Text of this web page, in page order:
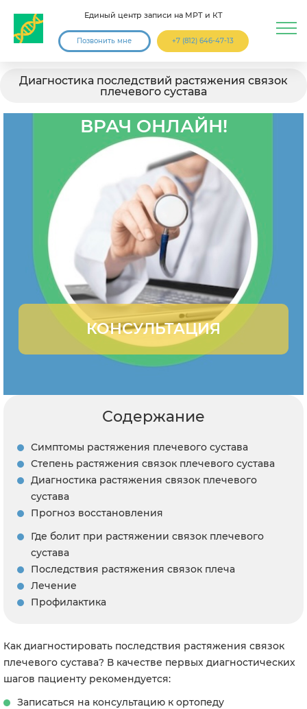
Единый центр записи на МРТ и КТ
Позвонить мне +7 (812) 646-47-13
Диагностика последствий растяжения связок
плечевого сустава
КОНСУЛЬТАЦИЯ
ВРАЧ ОНЛАЙН!
Содержание
Симптомы растяжения плечевого сустава
Степень растяжения связок плечевого сустава
Диагностика растяжения связок плечевого
сустава
Прогноз восстановления
Где болит при растяжении связок плечевого
сустава
Последствия растяжения связок плеча
Лечение
Профилактика
Как диагностировать последствия растяжения связок
плечевого сустава? В качестве первых диагностических
шагов пациенту рекомендуется:
Записаться на консультацию к ортопеду